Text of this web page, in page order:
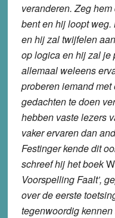
veranderen. Zeg
bent en hij loopt
en hij zal twijfelen
op logica en hij zal je
allemaal weleens
proberen iemand
gedachten te doen
hebben vaste lezers
vaker ervaren dan
Festinger kende dit
schreef hij het boek
Voorspelling Faalt’,
over de eerste
tegenwoordig